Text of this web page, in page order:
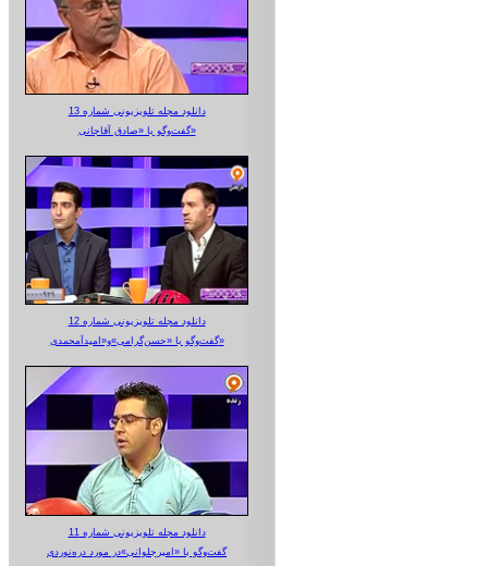
دانلود مجله تلویزیونی شماره 13
گفت‌وگو با «صادق آقاجانی»
دانلود مجله تلویزیونی شماره 12
گفت‌وگو با «حسن‌گرامی»و«امیدآمحمدی»
دانلود مجله تلویزیونی شماره 11
گفت‌وگو با «امیرجلوانی»در مورد دره‌نوردی